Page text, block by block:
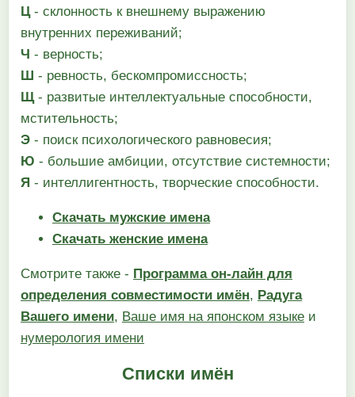
Ц- склонность к внешнему выражению
внутренних переживаний;
Ч - верность;
Ш - ревность, бескомпромиссность;
Щ- развитые интеллектуальные способности,
мстительность;
Э - поиск психологического равновесия;
Ю - большие амбиции, отсутствие системности;
Я - интеллигентность, творческие способности.
Скачать мужские имена
Скачать женские имена
Смотрите также - Программа он-лайн для
определения совместимости имён, Радуга
Вашего имени, Ваше имя на японском языке и
нумерология имени
Списки имён